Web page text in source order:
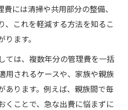
には清掃や共用部分の整備、
、これを軽減する方法を知るこ
ます。
ては、複数年分の管理費を一括
用されるケースや、家族や親族
あります。例えば、親族間で毎
くことで、急な出費に悩まずに